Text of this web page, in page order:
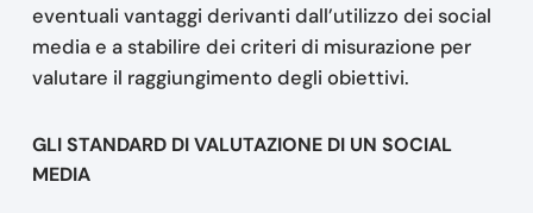
eventuali vantaggi derivanti dall’utilizzo dei social
media e a stabilire dei criteri di misurazione per
valutare il raggiungimento degli obiettivi.
GLI STANDARD DI VALUTAZIONE DI UN SOCIAL
MEDIA